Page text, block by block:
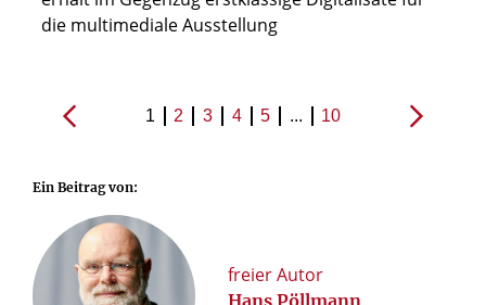
die multimediale Ausstellung
1 2 3 4 5 ... 10
Ein Beitrag von:
freier Autor
Hans Pöllmann